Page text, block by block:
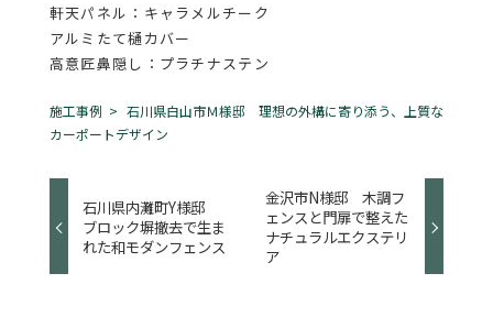
軒天パネル：キャラメルチーク
アルミたて樋カバー
高意匠鼻隠し：プラチナステン
施工事例
石川県白山市Ｍ様邸 理想の外構に寄り添う、上質な
カーポートデザイン
石川県内灘町Y様邸
ブロック塀撤去で生ま
れた和モダンフェンス
金沢市N様邸 木調フ
ェンスと門扉で整えた
ナチュラルエクステリ
ア